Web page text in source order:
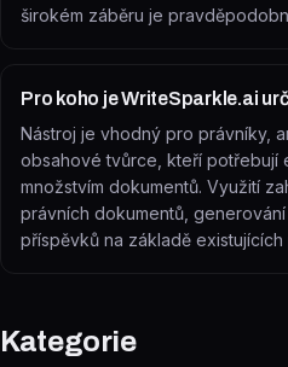
širokém záběru je
Pro koho je WriteSparkle.ai
Nástroj je vhodný pro právníky,
obsahové tvůrce, kteří potřebují
množstvím dokumentů. Využití
právních dokumentů,
příspěvků na základě
Kategorie